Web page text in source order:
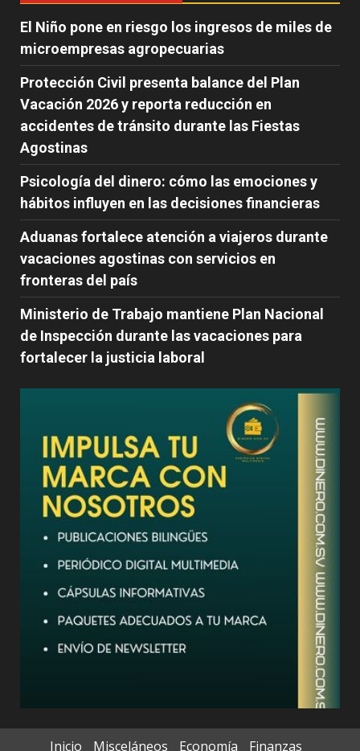
El Niño pone en riesgo los ingresos de miles de
microempresas agropecuarias
Protección Civil presenta balance del Plan
Vacación 2026 y reporta reducción en
accidentes de tránsito durante las Fiestas
Agostinas
Psicología del dinero: cómo las emociones y
hábitos influyen en las decisiones financieras
Aduanas fortalece atención a viajeros durante
vacaciones agostinas con servicios en
fronteras del país
Ministerio de Trabajo mantiene Plan Nacional
de Inspección durante las vacaciones para
fortalecer la justicia laboral
Inicio Misceláneos Economía Finanzas